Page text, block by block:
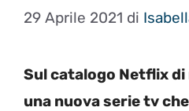
29 Aprile 2021 di
Sul catalogo Netflix
una nuova serie tv